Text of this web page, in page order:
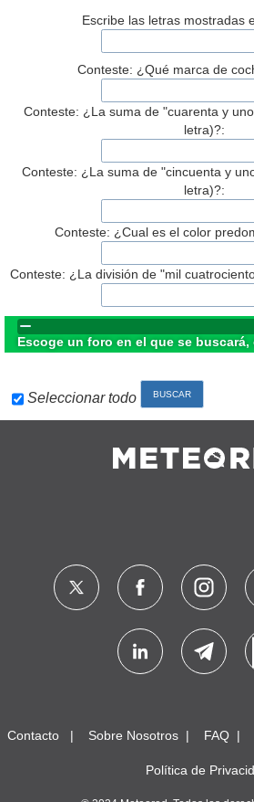
Escribe las letras mostradas
Conteste: ¿Qué marca de
Conteste: ¿La suma de "cuarenta y
letra)?:
Conteste: ¿La suma de "cincuenta y
letra)?:
Conteste: ¿Cual es el color
Conteste: ¿La división de "mil
Escoge un foro en el que se
Seleccionar todo
Contacto Sobre Nosotros FAQ
Política de